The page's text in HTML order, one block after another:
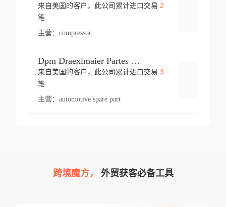
来自美国的客户，此公司累计进口交易 2
笔
主营： compressor
Dpm Draexlmaier Partes Automotrices Corr Ind Huejotzingo
来自美国的客户，此公司累计进口交易 3
笔
主营： automotive spare part
跨境魔方， 外贸获客必备工具